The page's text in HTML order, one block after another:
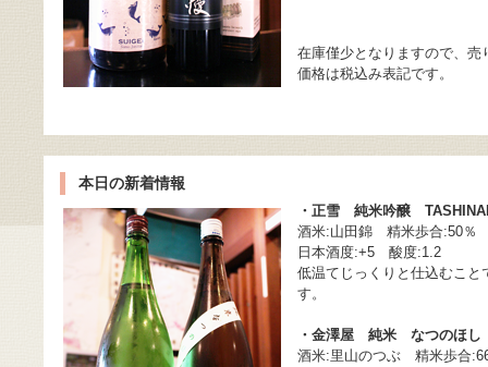
在庫僅少となりますので、
価格は税込み表記です。
本日の新着情報
・正雪 純米吟醸
酒米:山田錦 精米歩合:50％
日本酒度:+5 酸度:1.2
低温てじっくりと仕込むこ
す。
・金澤屋 純米 なつのほ
酒米:里山のつぶ 精米歩合